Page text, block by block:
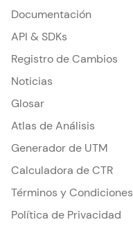
Documentación
API & SDKs
Registro de Cambios
Noticias
Glosar
Atlas de Análisis
Generador de UTM
Calculadora de CTR
Términos y Condiciones
Política de Privacidad